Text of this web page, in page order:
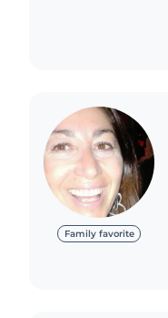
Family favorite